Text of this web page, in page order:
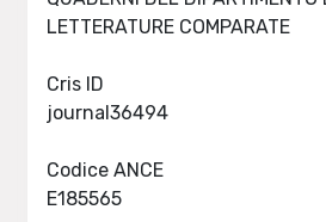
Cris ID
Codice ANCE